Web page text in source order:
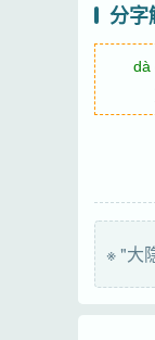
分字
dà
※ "大